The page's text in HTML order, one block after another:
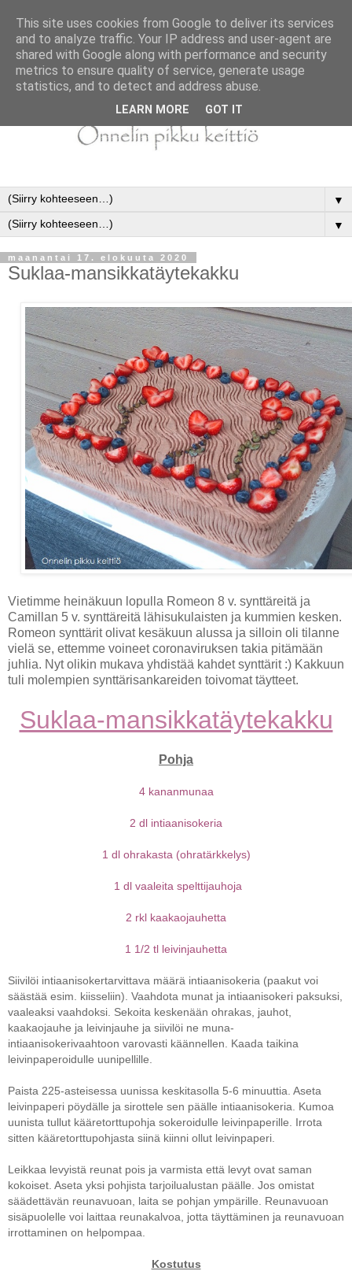
▼
▼
maanantai 17. elokuuta 2020
Suklaa-mansikkatäytekakku
Vietimme heinäkuun lopulla Romeon 8 v. synttäreitä ja
Camillan 5 v. synttäreitä lähisukulaisten ja kummien kesken.
Romeon synttärit olivat kesäkuun alussa ja silloin oli tilanne
vielä se, ettemme voineet coronaviruksen takia pitämään
juhlia. Nyt olikin mukava yhdistää kahdet synttärit :) Kakkuun
tuli molempien synttärisankareiden toivomat täytteet.
Suklaa-mansikkatäytekakku
Pohja
4 kananmunaa
2 dl intiaanisokeria
1 dl ohrakasta (ohratärkkelys)
1 dl vaaleita spelttijauhoja
2 rkl kaakaojauhetta
1 1/2 tl leivinjauhetta
Siivilöi intiaanisokertarvittava määrä intiaanisokeria (paakut voi
säästää esim. kiisseliin). Vaahdota munat ja intiaanisokeri paksuksi,
vaaleaksi vaahdoksi. Sekoita keskenään ohrakas, jauhot,
kaakaojauhe ja leivinjauhe ja siivilöi ne muna-
intiaanisokerivaahtoon varovasti käännellen. Kaada taikina
leivinpaperoidulle uunipellille.
Paista 225-asteisessa uunissa keskitasolla 5-6 minuuttia. Aseta
leivinpaperi pöydälle ja sirottele sen päälle intiaanisokeria. Kumoa
uunista tullut kääretorttupohja sokeroidulle leivinpaperille. Irrota
sitten kääretorttupohjasta siinä kiinni ollut leivinpaperi.
Leikkaa levyistä reunat pois ja varmista että levyt ovat saman
kokoiset. Aseta yksi pohjista tarjoilualustan päälle. Jos omistat
säädettävän reunavuoan, laita se pohjan ympärille. Reunavuoan
sisäpuolelle voi laittaa reunakalvoa, jotta täyttäminen ja reunavuoan
irrottaminen on helpompaa.
Kostutus
This site uses cookies from Google to deliver its services
and to analyze traffic. Your IP address and user-agent are
shared with Google along with performance and security
metrics to ensure quality of service, generate usage
statistics, and to detect and address abuse.
LEARN MORE GOT IT